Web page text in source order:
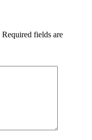
Required fields are